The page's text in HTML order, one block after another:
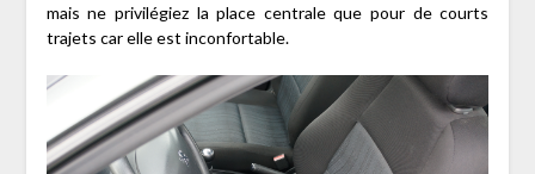
mais ne privilégiez la place centrale que pour de courts
trajets car elle est inconfortable.